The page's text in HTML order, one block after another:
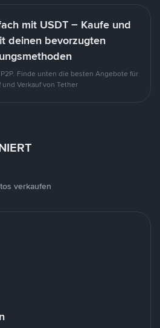
mit USDT – Kaufe und
deinen bevorzugten
Finde unten die besten Angebote für
und Verkauf von Tether
verkaufen